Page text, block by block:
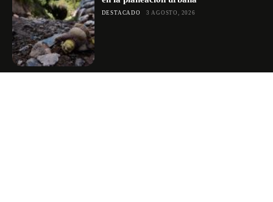
DESTACADO 3 AGOSTO, 2026